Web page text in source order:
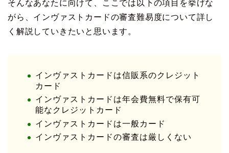
そんなあなたに向けて、ここでは以下の項目を挙げな
がら、インヴァストカードの審査難易度について詳し
く解説していきたいと思います。
インヴァストカードは信販系のクレジット
カード
インヴァストカードは年会費無料で保有可
能なクレジットカード
インヴァストカードは一般カード
インヴァストカードの審査は厳しくない